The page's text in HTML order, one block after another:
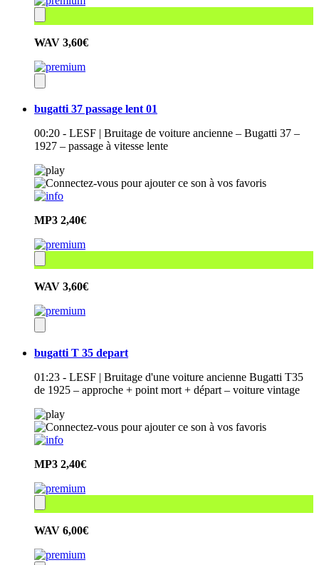
WAV 3,60€
bugatti 37 passage lent 01
00:20 - LESF | Bruitage de voiture ancienne – Bugatti 37 –
1927 – passage à vitesse lente
MP3 2,40€
WAV 3,60€
bugatti T 35 depart
01:23 - LESF | Bruitage d'une voiture ancienne Bugatti T35
de 1925 – approche + point mort + départ – voiture vintage
MP3 2,40€
WAV 6,00€